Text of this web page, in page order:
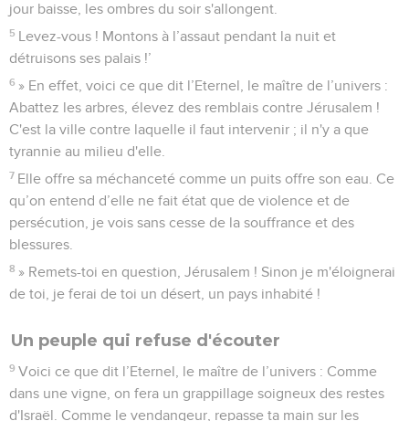
jour baisse, les ombres du soir s'allongent.
5 Levez-vous ! Montons à l’assaut pendant la nuit et
détruisons ses palais !’
6 » En effet, voici ce que dit l’Eternel, le maître de l’univers :
Abattez les arbres, élevez des remblais contre Jérusalem !
C'est la ville contre laquelle il faut intervenir ; il n'y a que
tyrannie au milieu d'elle.
7 Elle offre sa méchanceté comme un puits offre son eau. Ce
qu’on entend d’elle ne fait état que de violence et de
persécution, je vois sans cesse de la souffrance et des
blessures.
8 » Remets-toi en question, Jérusalem ! Sinon je m'éloignerai
de toi, je ferai de toi un désert, un pays inhabité !
Un peuple qui refuse d'écouter
9 Voici ce que dit l’Eternel, le maître de l’univers : Comme
dans une vigne, on fera un grappillage soigneux des restes
d'Israël. Comme le vendangeur, repasse ta main sur les